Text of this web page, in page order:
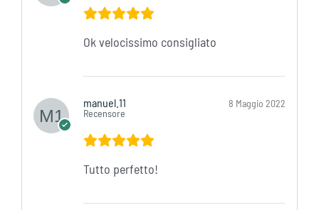
Ok velocissimo consigliato
manuel.11
Recensore
8 Maggio 2022
Tutto perfetto!